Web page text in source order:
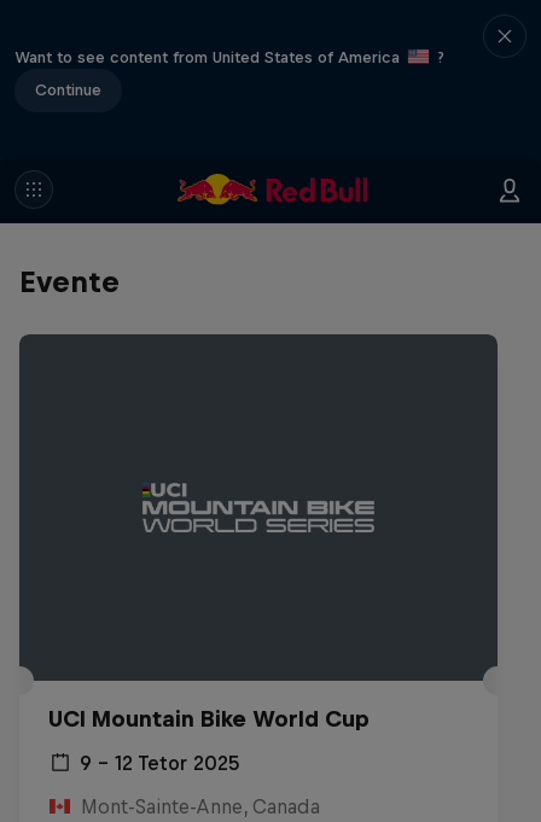
Want to see content from United States of America
?
Continue
Evente
UCI Mountain Bike World Cup
9 – 12 Tetor 2025
Mont-Sainte-Anne, Canada